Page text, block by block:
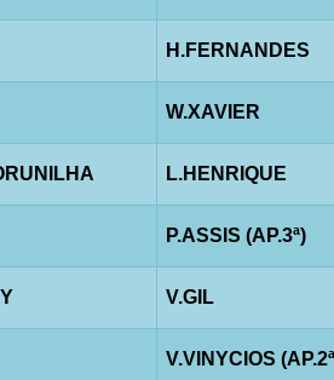
H.FERNANDES
W.XAVIER
L.HENRIQUE
P.ASSIS (AP.3ª)
V.GIL
V.VINYCIOS